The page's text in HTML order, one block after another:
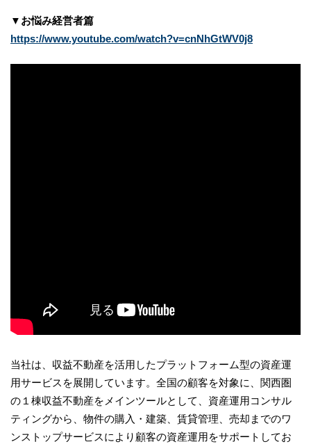
▼お悩み経営者篇
https://www.youtube.com/watch?v=cnNhGtWV0j8
当社は、収益不動産を活用したプラットフォーム型の資産運
用サービスを展開しています。全国の顧客を対象に、関西圏
の１棟収益不動産をメインツールとして、資産運用コンサル
ティングから、物件の購入・建築、賃貸管理、売却までのワ
ンストップサービスにより顧客の資産運用をサポートしてお